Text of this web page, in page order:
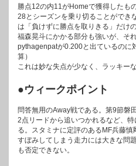
勝点12の内11がHomeで獲得したも
28とシーズンを乗り切ることができ
は「負けずに勝点を取りきる」だけ
福森晃斗にかかる部分も強いが、そ
pythagenpatが0.200と出ているのに
算）
これは妙な失点が少なく、ラッキー
●ウィークポイント
問答無用のAway戦である。第9節磐
2点リードから追いつかれるなど、
る。スタミナに定評のあるMF兵藤
すぼみしてしまう走力には大きな問
も否定できない。